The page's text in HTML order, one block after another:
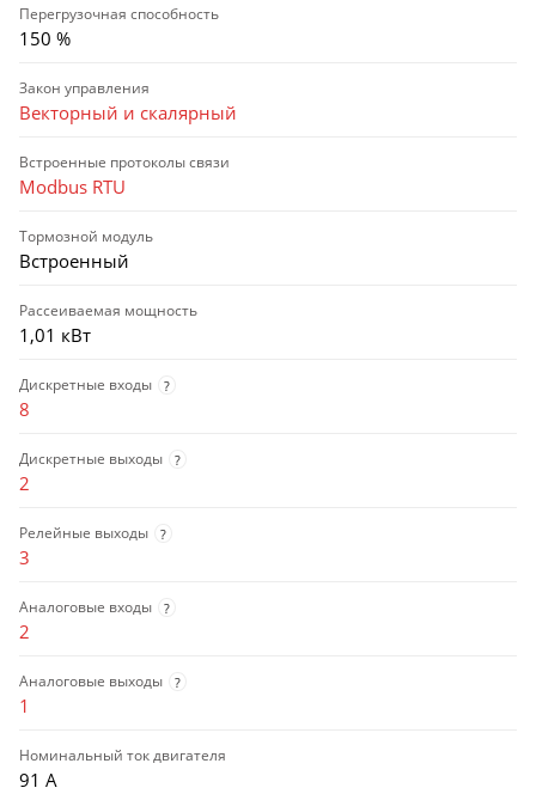
Перегрузочная способность
150 %
Закон управления
Векторный и скалярный
Встроенные протоколы связи
Modbus RTU
Тормозной модуль
Встроенный
Рассеиваемая мощность
1,01 кВт
Дискретные входы ?
8
Дискретные выходы ?
2
Релейные выходы ?
3
Аналоговые входы ?
2
Аналоговые выходы ?
1
Номинальный ток двигателя
91 А